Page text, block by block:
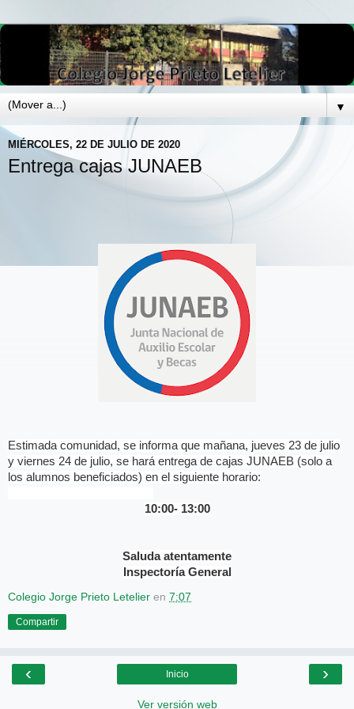
▼
MIÉRCOLES, 22 DE JULIO DE 2020
Entrega cajas JUNAEB
Estimada comunidad, se informa que mañana, jueves 23 de julio
y viernes 24 de julio, se hará entrega de cajas JUNAEB (solo a
los alumnos beneficiados) en el siguiente horario:
10:00- 13:00
Saluda atentamente
Inspectoría General
Colegio Jorge Prieto Letelier en 7:07
Compartir
‹ ›
Inicio
Ver versión web